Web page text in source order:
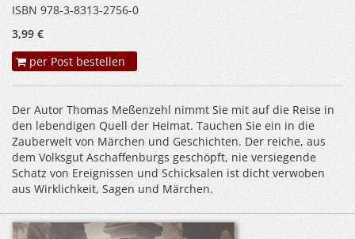
ISBN 978-3-8313-2756-0
3,99 €
per Post bestellen
Der Autor Thomas Meßenzehl nimmt Sie mit auf die Reise in
den lebendigen Quell der Heimat. Tauchen Sie ein in die
Zauberwelt von Märchen und Geschichten. Der reiche, aus
dem Volksgut Aschaffenburgs geschöpft, nie versiegende
Schatz von Ereignissen und Schicksalen ist dicht verwoben
aus Wirklichkeit, Sagen und Märchen.